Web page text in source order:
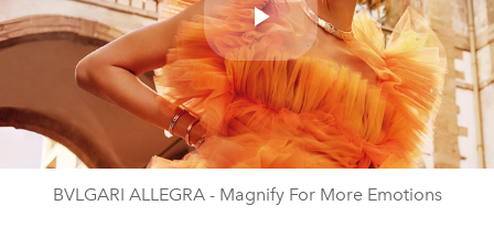
Play
Video
BVLGARI ALLEGRA - Magnify For More Emotions